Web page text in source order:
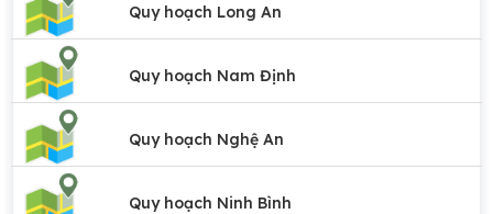
Quy hoạch Long An
Quy hoạch Nam Định
Quy hoạch Nghệ An
Quy hoạch Ninh Bình